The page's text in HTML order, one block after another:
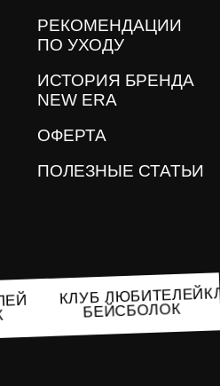
РЕКОМЕНДАЦИИ
ПО УХОДУ
ИСТОРИЯ БРЕНДА
NEW ERA
ОФЕРТА
ПОЛЕЗНЫЕ СТАТЬИ
КЛУБ ЛЮБИТЕЛЕЙ
БЕЙСБОЛОК